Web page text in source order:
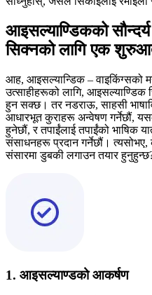
आइसल्याण्डिकको
सिक्नको लागि एक
आह, आइसल्यान्डिक – वाइकिंग्सको
उत्साहीहरूको लागि, आइसल्याण्डिक
हुन सक्छ। तर नडराऊ, साहसी
आधारभूत कुराहरू अन्वेषण गर्नेछौं,
हुनेछौं, र तपाईंलाई तपाईंको भाषिक
संसाधनहरू प्रदान गर्नेछौं।
संसारमा डुबकी लगाउन तयार
1. आइसल्याण्डको आकर्षण